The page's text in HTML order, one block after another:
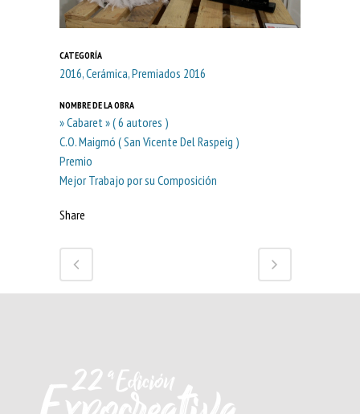
CATEGORÍA
2016, Cerámica, Premiados 2016
NOMBRE DE LA OBRA
» Cabaret » ( 6 autores )
C.O. Maigmó ( San Vicente Del Raspeig )
Premio
Mejor Trabajo por su Composición
Share